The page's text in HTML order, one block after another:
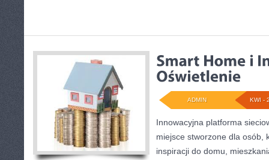
KWI -
ADMIN
Innowacyjna platforma
miejsce stworzone dla osób,
inspiracji do domu,